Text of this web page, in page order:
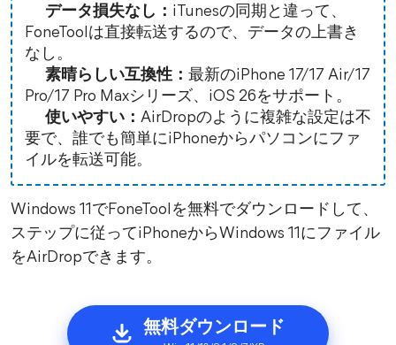
データ損失なし： iTunesの同期と違って、
FoneToolは直接転送するので、データの上書き
なし。
素晴らしい互換性： 最新のiPhone 17/17 Air/17
Pro/17 Pro Maxシリーズ、iOS 26をサポート。
使いやすい： AirDropのように複雑な設定は不
要で、誰でも簡単にiPhoneからパソコンにファ
イルを転送可能。
Windows 11でFoneToolを無料でダウンロードして、
ステップに従ってiPhoneからWindows 11にファイル
をAirDropできます。
無料ダウンロード